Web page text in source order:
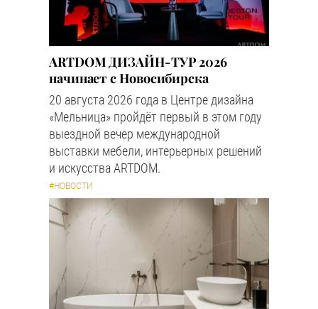
ARTDOM ДИЗАЙН-ТУР 2026
начинает с Новосибирска
20 августа 2026 года в Центре дизайна
«Мельница» пройдёт первый в этом году
выездной вечер международной
выставки мебели, интерьерных решений
и искусства ARTDOM.
#НОВОСТИ